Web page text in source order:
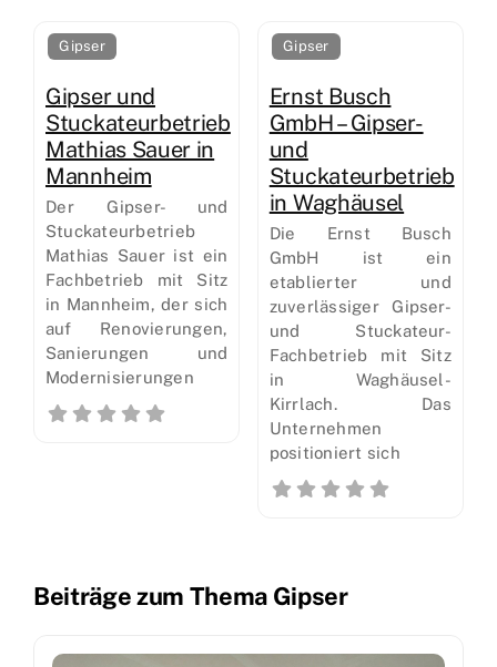
Gipser
Gipser und
Stuckateurbetrieb
Mathias Sauer in
Mannheim
Der Gipser- und
Stuckateurbetrieb
Mathias Sauer ist ein
Fachbetrieb mit Sitz
in Mannheim, der sich
auf Renovierungen,
Sanierungen und
Modernisierungen
Gipser
Ernst Busch
GmbH – Gipser-
und
Stuckateurbetrieb
in Waghäusel
Die Ernst Busch
GmbH ist ein
etablierter und
zuverlässiger Gipser-
und Stuckateur-
Fachbetrieb mit Sitz
in Waghäusel-
Kirrlach. Das
Unternehmen
positioniert sich
Beiträge zum Thema Gipser